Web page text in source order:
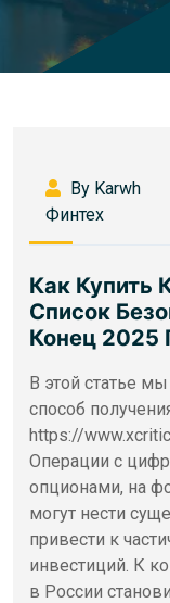
By Karwh
Финтех
Как Купить
Список
Конец 2025
В этой статье
способ
https://
Операции с
опционами, на
могут нести
привести к
инвестиций. К
в России